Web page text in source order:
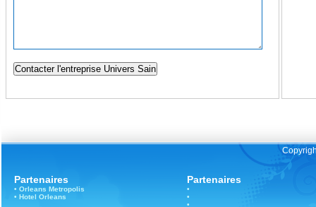
Partenaires
• Orleans Metropolis
• Hotel Orleans
Partenaires
•
•
•